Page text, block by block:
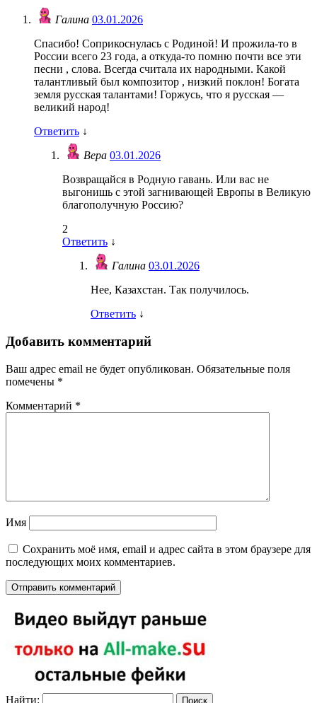
Галина 03.01.2026
Спасибо! Соприкоснулась с Родиной! И прожила-то в
России всего 23 года, а откуда-то помню почти все эти
песни , слова. Всегда считала их народными. Какой
талантливый был композитор , низкий поклон! Богата
земля русская талантами! Горжусь, что я русская —
великий народ!
Ответить ↓
Вера 03.01.2026
Возвращайся в Родную гавань. Или вас не
выгонишь с этой загнивающей Европы в Великую
благополучную Россию?
2
Ответить ↓
Галина 03.01.2026
Нее, Казахстан. Так получилось.
Ответить ↓
Добавить комментарий
Ваш адрес email не будет опубликован. Обязательные поля
помечены *
Комментарий *
Имя
Сохранить моё имя, email и адрес сайта в этом браузере для
последующих моих комментариев.
Найти: